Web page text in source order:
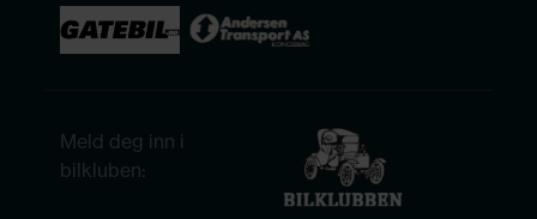
Meld deg inn i
bilkluben: